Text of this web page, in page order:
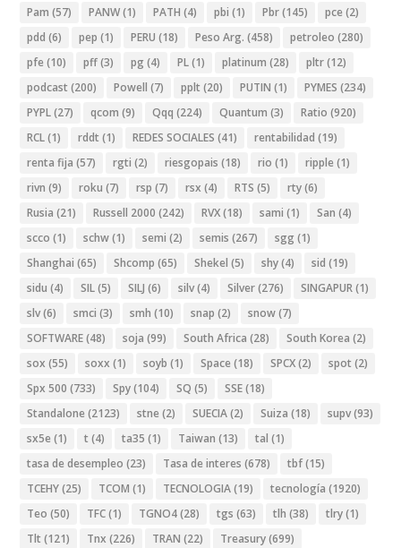
Pam (57) PANW(1) PATH (4) pbi (1) Pbr(145) pce (2)
pdd (6) pep (1) PERU (18) Peso Arg. (458) petroleo (280)
pfe (10) pff(3) pg (4) PL(1) platinum (28) pltr(12)
podcast (200) Powell (7) pplt (20) PUTIN (1) PYMES (234)
PYPL(27) qcom (9) Qqq (224) Quantum (3) Ratio (920)
RCL(1) rddt (1) REDES SOCIALES (41) rentabilidad (19)
renta fija (57) rgti (2) riesgopais (18) rio (1) ripple (1)
rivn (9) roku (7) rsp (7) rsx (4) RTS (5) rty(6)
Rusia (21) Russell 2000 (242) RVX(18) sami (1) San (4)
scco (1) schw(1) semi (2) semis (267) sgg (1)
Shanghai (65) Shcomp (65) Shekel (5) shy(4) sid (19)
sidu (4) SIL(5) SILJ (6) silv(4) Silver(276) SINGAPUR(1)
slv(6) smci (3) smh (10) snap (2) snow(7)
SOFTWARE(48) soja (99) South Africa (28) South Korea (2)
sox (55) soxx (1) soyb (1) Space (18) SPCX(2) spot (2)
Spx 500 (733) Spy(104) SQ (5) SSE(18)
Standalone (2123) stne (2) SUECIA(2) Suiza (18) supv(93)
sx5e (1) t (4) ta35 (1) Taiwan (13) tal (1)
tasa de desempleo (23) Tasa de interes (678) tbf(15)
TCEHY(25) TCOM (1) TECNOLOGIA(19) tecnología (1920)
Teo (50) TFC(1) TGNO4(28) tgs (63) tlh (38) tlry(1)
Tlt (121) Tnx (226) TRAN (22) Treasury(699)